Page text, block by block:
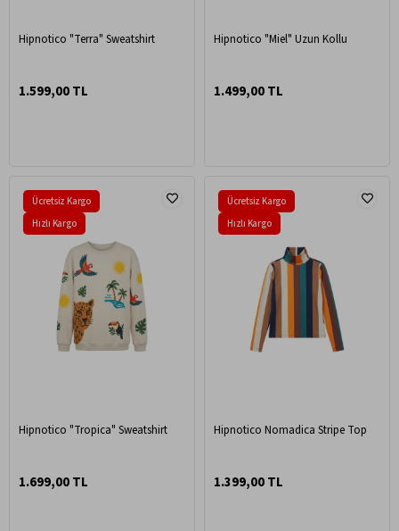
Hipnotico "Terra" Sweatshirt
1.599,00 TL
Hipnotico "Miel" Uzun Kollu
1.499,00 TL
Hipnotico "Tropica" Sweatshirt
1.699,00 TL
Ücretsiz Kargo
Hızlı Kargo
Hipnotico Nomadica Stripe Top
1.399,00 TL
Ücretsiz Kargo
Hızlı Kargo